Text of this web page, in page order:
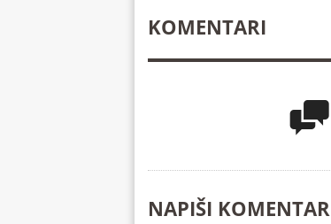
KOMENTARI

NAPIŠI KOMENTAR